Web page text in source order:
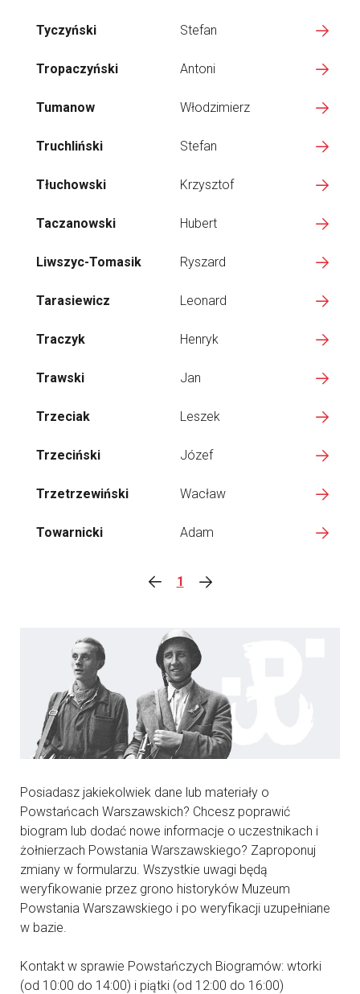
Tyczyński Stefan
Tropaczyński Antoni
Tumanow Włodzimierz
Truchliński Stefan
Tłuchowski Krzysztof
Taczanowski Hubert
Liwszyc-Tomasik Ryszard
Tarasiewicz Leonard
Traczyk Henryk
Trawski Jan
Trzeciak Leszek
Trzeciński Józef
Trzetrzewiński Wacław
Towarnicki Adam
1
Posiadasz jakiekolwiek dane lub materiały o
Powstańcach Warszawskich? Chcesz poprawić
biogram lub dodać nowe informacje o uczestnikach i
żołnierzach Powstania Warszawskiego? Zaproponuj
zmiany w formularzu. Wszystkie uwagi będą
weryfikowanie przez grono historyków Muzeum
Powstania Warszawskiego i po weryfikacji uzupełniane
w bazie.
Kontakt w sprawie Powstańczych Biogramów: wtorki
(od 10:00 do 14:00) i piątki (od 12:00 do 16:00)